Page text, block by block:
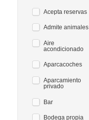
Acepta reservas
Admite animales
Aire
acondicionado
Aparcacoches
Aparcamiento
privado
Bar
Bodega propia